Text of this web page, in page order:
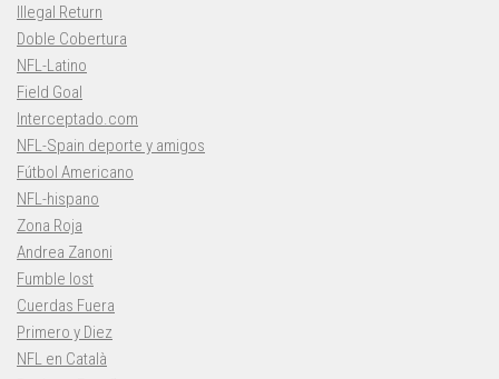
Illegal Return
Doble Cobertura
NFL-Latino
Field Goal
Interceptado.com
NFL-Spain deporte y amigos
Fútbol Americano
NFL-hispano
Zona Roja
Andrea Zanoni
Fumble lost
Cuerdas Fuera
Primero y Diez
NFL en Català